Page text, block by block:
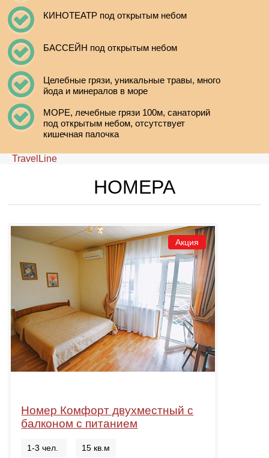
КИНОТЕАТР под открытым небом
БАССЕЙН под открытым небом
Целебные грязи, уникальные травы, много
йода и минералов в море
МОРЕ, лечебные грязи 100м, санаторий
под открытым небом, отсутствует
кишечная палочка
TravelLine
НОМЕРА
Акция
Номер Комфорт двухместный с
балконом с питанием
1-3 чел. 15 кв.м